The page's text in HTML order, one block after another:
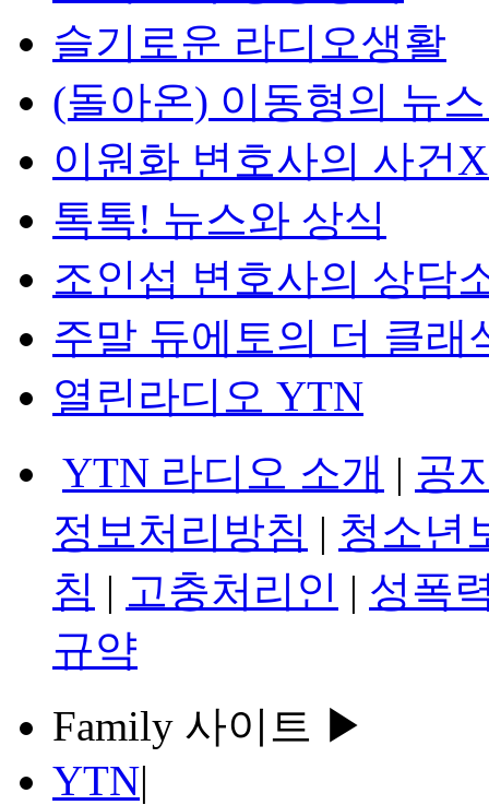
슬기로운 라디오생활
(돌아온) 이동형의 뉴
이원화 변호사의 사건
톡톡! 뉴스와 상식
조인섭 변호사의 상담
주말 듀에토의 더 클래
열린라디오 YTN
YTN 라디오 소개 | 공
정보처리방침 | 청소년
침 | 고충처리인 | 성폭
규약
Family 사이트 ▶
YTN|